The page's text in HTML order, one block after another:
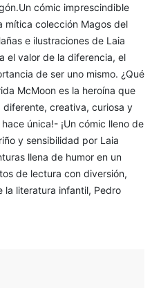
cómic imprescindible
mítica colección Magos del
e ilustraciones de Laia
el valor de la diferencia, el
de ser uno mismo. ¿Qué
McMoon es la heroína que
creativa, curiosa y
única!- ¡Un cómic lleno de
y sensibilidad por Laia
llena de humor en un
de lectura con diversión,
la literatura infantil, Pedro